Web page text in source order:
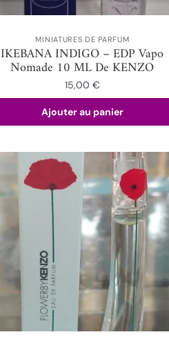
MINIATURES DE PARFUM
IKEBANA INDIGO – EDP Vapo
Nomade 10 ML De KENZO
15,00 €
Ajouter au panier